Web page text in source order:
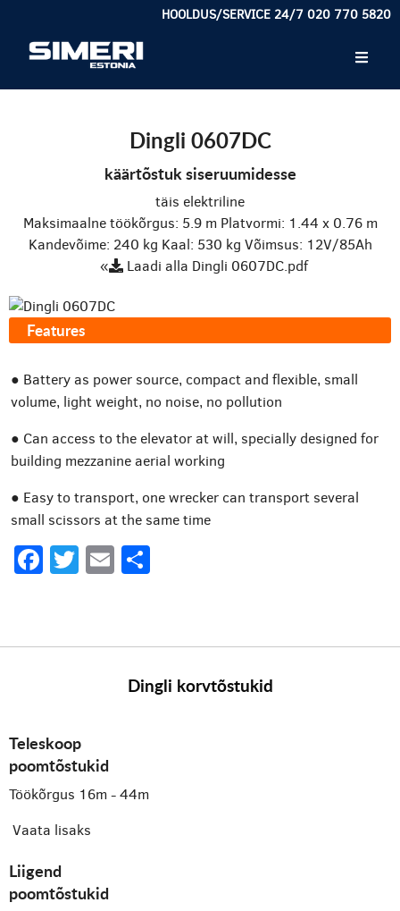
HOOLDUS/SERVICE 24/7 020 770 5820
Dingli 0607DC
käärtõstuk siseruumidesse
täis elektriline
Maksimaalne töökõrgus: 5.9 m Platvormi: 1.44 x 0.76 m
Kandevõime: 240 kg Kaal: 530 kg Võimsus: 12V/85Ah
«
Laadi alla Dingli 0607DC.pdf
Features
● Battery as power source, compact and flexible, small
volume, light weight, no noise, no pollution
● Can access to the elevator at will, specially designed for
building mezzanine aerial working
● Easy to transport, one wrecker can transport several
small scissors at the same time
Facebook
Twitter
Email
Dingli korvtõstukid
Teleskoop
poomtõstukid
Töökõrgus 16m - 44m
Vaata lisaks
Liigend
poomtõstukid